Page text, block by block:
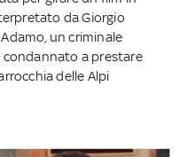
da Giorgio
un criminale
condannato a prestare
delle Alpi